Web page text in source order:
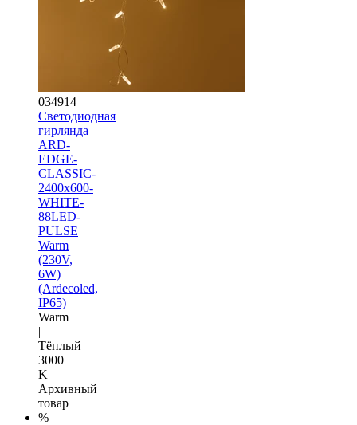
034914
Светодиодная
гирлянда
ARD-
EDGE-
CLASSIC-
2400x600-
WHITE-
88LED-
PULSE
Warm
(230V,
6W)
(Ardecoled,
IP65)
Warm
|
Тёплый
3000
K
Архивный
товар
%